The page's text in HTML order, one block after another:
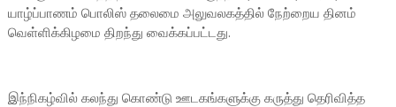
யாழ்ப்பாணம் பொலிஸ் தலைமை அலுவலகத்தில் நேற்றைய தினம்
வெள்ளிக்கிழமை திறந்து வைக்கப்பட்டது.
இந்நிகழ்வில் கலந்து கொண்டு ஊடகங்களுக்கு கருத்து தெரிவித்த